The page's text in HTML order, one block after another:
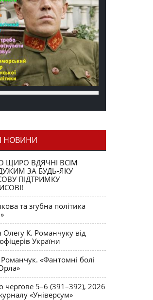
НОВИНИ
ЩИРО ВДЯЧНІ ВСІМ
ЗА БУДЬ-ЯКУ
ПІДТРИМКУ
та згубна політика
Олегу К. Романчуку від
України
«Фантомні болі
5–6 (391–392), 2026
«Універсум»